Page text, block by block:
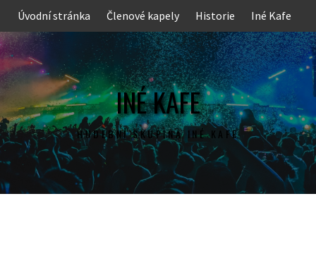
content
Úvodní stránka Členové kapely Historie Iné Kafe
INÉ KAFE
HUDEBNÍ SKUPINA INÉ KAFE